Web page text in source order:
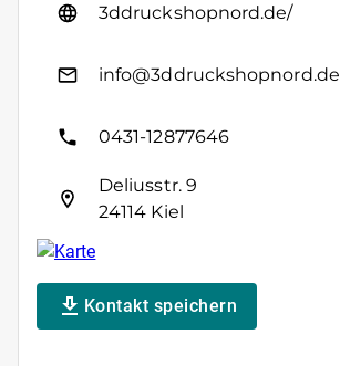
3ddruckshopnord.de/
info@3ddruckshopnord.de
0431-12877646
Deliusstr. 9
24114 Kiel
Kontakt speichern